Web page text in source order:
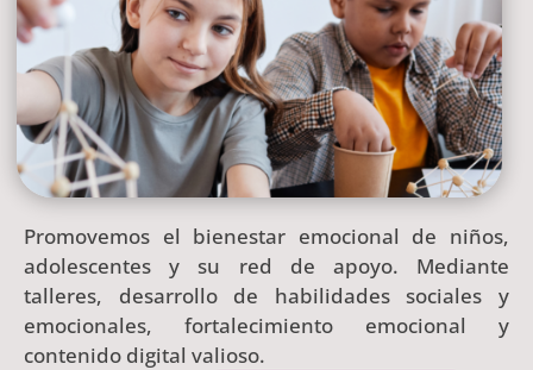
Promovemos el bienestar emocional de niños,
adolescentes y su red de apoyo. Mediante
talleres, desarrollo de habilidades sociales y
emocionales, fortalecimiento emocional y
contenido digital valioso.